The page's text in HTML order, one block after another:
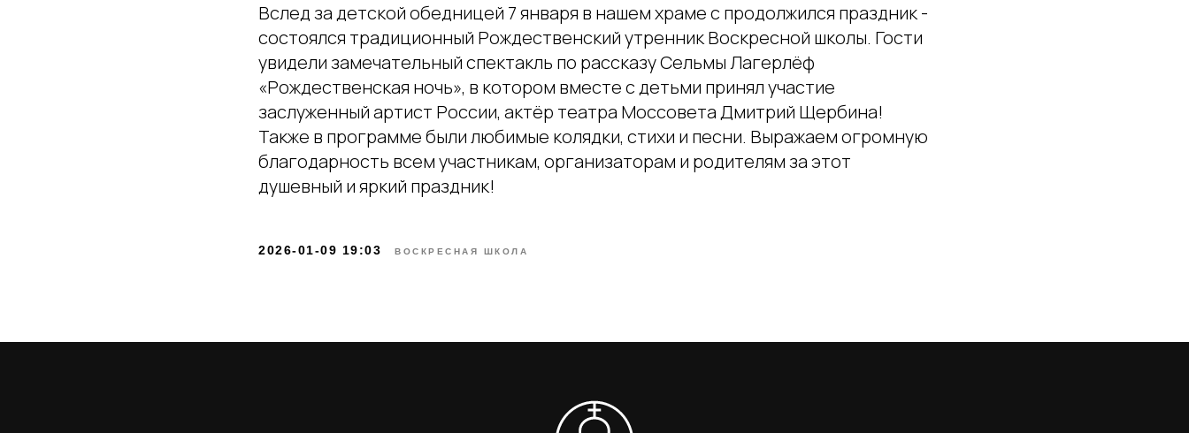
Вслед за детской обедницей 7 января в нашем храме с продолжился праздник -
состоялся традиционный Рождественский утренник Воскресной школы. Гости
увидели замечательный спектакль по рассказу Сельмы Лагерлёф
«Рождественская ночь», в котором вместе с детьми принял участие
заслуженный артист России, актёр театра Моссовета Дмитрий Щербина!
Также в программе были любимые колядки, стихи и песни. Выражаем огромную
благодарность всем участникам, организаторам и родителям за этот
душевный и яркий праздник!
2026-01-09 19:03 ВОСКРЕСНАЯ ШКОЛА